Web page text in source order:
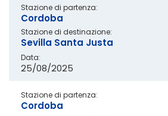
Stazione di partenza:
Cordoba
Stazione di destinazione:
Sevilla Santa Justa
Data:
25/08/2025
Stazione di partenza:
Cordoba